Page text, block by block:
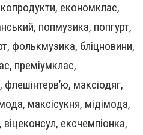
економклас,
попмузика, попгурт,
фолькмузика, бліцновини,
преміумклас,
максіодяг,
максісукня, мідімода,
віцеконсул, ексчемпіонка,